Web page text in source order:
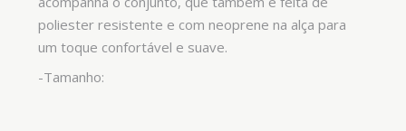
poliester resistente e com neoprene na alça para
um toque confortável e suave.
-Tamanho: